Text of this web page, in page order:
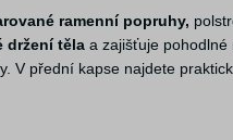
ramenní popruhy,
držení těla a zajišťuje
V přední kapse najdete